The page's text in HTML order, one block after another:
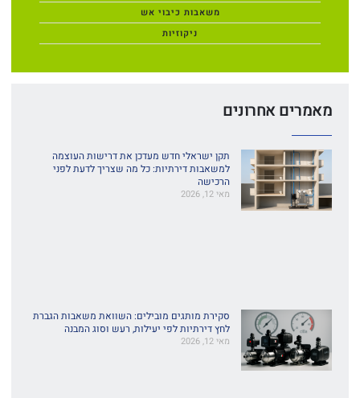
משאבות כיבוי אש
ניקוזיות
מאמרים אחרונים
תקן ישראלי חדש מעדכן את דרישות העוצמה
למשאבות דירתיות: כל מה שצריך לדעת לפני
הרכישה
מאי 12, 2026
סקירת מותגים מובילים: השוואת משאבות הגברת
לחץ דירתיות לפי יעילות, רעש וסוג המבנה
מאי 12, 2026